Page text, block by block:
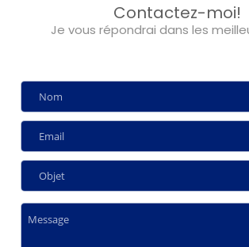
Contactez-moi!
Je vous répondrai dans les